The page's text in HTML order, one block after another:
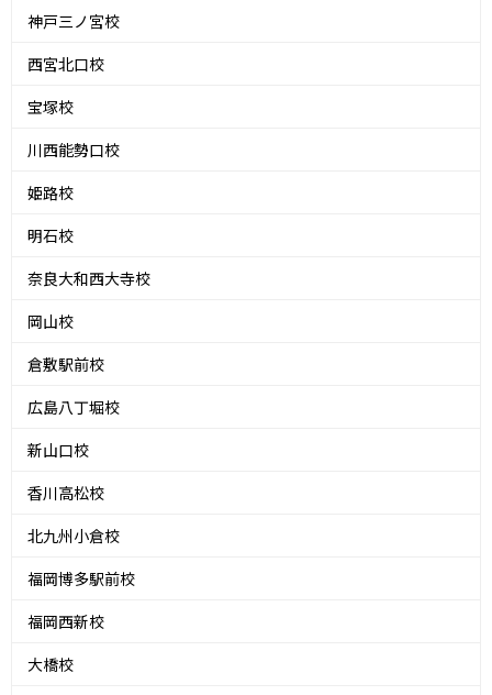
神戸三ノ宮校
西宮北口校
宝塚校
川西能勢口校
姫路校
明石校
奈良大和西大寺校
岡山校
倉敷駅前校
広島八丁堀校
新山口校
香川高松校
北九州小倉校
福岡博多駅前校
福岡西新校
大橋校